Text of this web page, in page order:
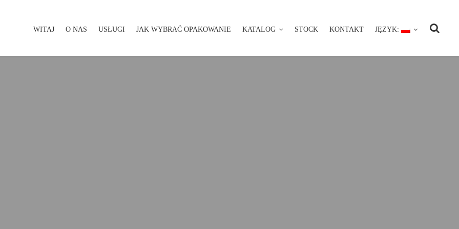
WITAJ O NAS USŁUGI JAK WYBRAĆ OPAKOWANIE KATALOG STOCK KONTAKT JĘZYK:
WITAJ O NAS USŁUGI JAK WYBRAĆ OPAKOWANIE KATALOG STOCK KONTAKT JĘZYK: